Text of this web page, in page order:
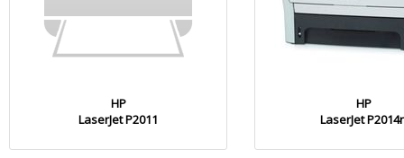
HP
LaserJet P2011
HP
LaserJet